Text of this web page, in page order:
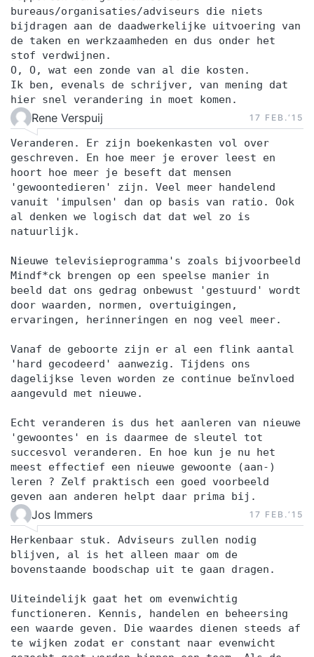
bureaus/organisaties/adviseurs die niets
bijdragen aan de daadwerkelijke uitvoering van
de taken en werkzaamheden en dus onder het
stof verdwijnen.
O, O, wat een zonde van al die kosten.
Ik ben, evenals de schrijver, van mening dat
hier snel verandering in moet komen.
Rene Verspuij 17 FEB.‘15
Veranderen. Er zijn boekenkasten vol over
geschreven. En hoe meer je erover leest en
hoort hoe meer je beseft dat mensen
'gewoontedieren' zijn. Veel meer handelend
vanuit 'impulsen' dan op basis van ratio. Ook
al denken we logisch dat dat wel zo is
natuurlijk.
Nieuwe televisieprogramma's zoals bijvoorbeeld
Mindf*ck brengen op een speelse manier in
beeld dat ons gedrag onbewust 'gestuurd' wordt
door waarden, normen, overtuigingen,
ervaringen, herinneringen en nog veel meer.
Vanaf de geboorte zijn er al een flink aantal
'hard gecodeerd' aanwezig. Tijdens ons
dagelijkse leven worden ze continue beïnvloed
aangevuld met nieuwe.
Echt veranderen is dus het aanleren van nieuwe
'gewoontes' en is daarmee de sleutel tot
succesvol veranderen. En hoe kun je nu het
meest effectief een nieuwe gewoonte (aan-)
leren ? Zelf praktisch een goed voorbeeld
geven aan anderen helpt daar prima bij.
Jos Immers 17 FEB.‘15
Herkenbaar stuk. Adviseurs zullen nodig
blijven, al is het alleen maar om de
bovenstaande boodschap uit te gaan dragen.
Uiteindelijk gaat het om evenwichtig
functioneren. Kennis, handelen en beheersing
een waarde geven. Die waardes dienen steeds af
te wijken zodat er constant naar evenwicht